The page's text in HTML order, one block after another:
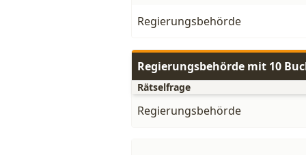
Regierungsbehörde
Regierungsbehörde mit 10
Rätselfrage
Regierungsbehörde